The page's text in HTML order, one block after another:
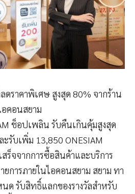
ราคาพิเศษ สูงสุด 80% จากร้าน
อคอนสยาม
ช็อปเพลิน รับคืนเกินคุ้มสูงสุด
รับเพิ่ม 13,850 ONESIAM
สร็จจากการซื้อสินค้าและบริการ
ยการภายในไอคอนสยาม สยาม ทา
ด รับสิทธิ์แลกของรางวัลสำหรับ